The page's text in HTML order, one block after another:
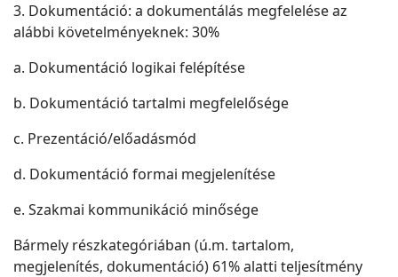
3. Dokumentáció: a dokumentálás megfelelése az
alábbi követelményeknek: 30%
a. Dokumentáció logikai felépítése
b. Dokumentáció tartalmi megfelelősége
c. Prezentáció/előadásmód
d. Dokumentáció formai megjelenítése
e. Szakmai kommunikáció minősége
Bármely részkategóriában (ú.m. tartalom,
megjelenítés, dokumentáció) 61% alatti teljesítmény